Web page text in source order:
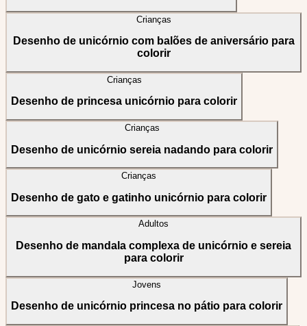
Crianças
Desenho de unicórnio com balões de aniversário para
colorir
Crianças
Desenho de princesa unicórnio para colorir
Crianças
Desenho de unicórnio sereia nadando para colorir
Crianças
Desenho de gato e gatinho unicórnio para colorir
Adultos
Desenho de mandala complexa de unicórnio e sereia
para colorir
Jovens
Desenho de unicórnio princesa no pátio para colorir